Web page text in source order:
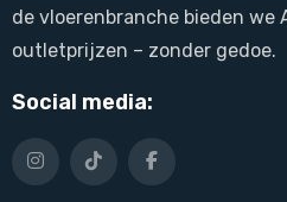
de vloerenbranche bieden
outletprijzen – zonder gedoe.
Social media: